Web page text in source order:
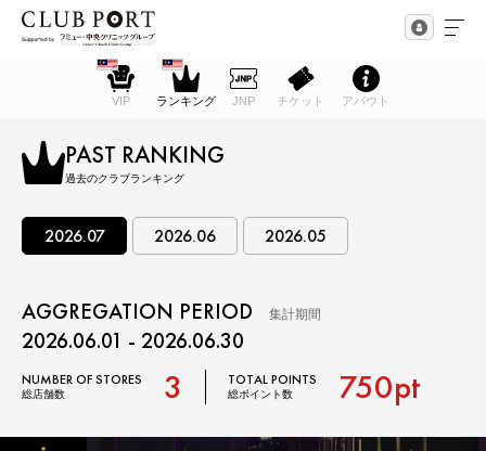
VIP ランキング JNP チケット アバウト
PAST RANKING
過去のクラブランキング
2026.07 2026.06 2026.05
AGGREGATION PERIOD 集計期間
2026.06.01 - 2026.06.30
NUMBER OF STORES
総店舗数 3 TOTAL POINTS
総ポイント数 750pt